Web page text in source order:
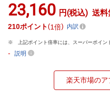
23,160 円(税込) 送料
210ポイント 1倍 内訳
上記ポイント倍率には、スーパーポイ
- 説明
楽天市場のア